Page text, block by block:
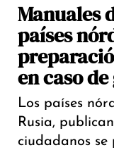
Manuales
países
en caso
Los países
Rusia,
ciudadanos